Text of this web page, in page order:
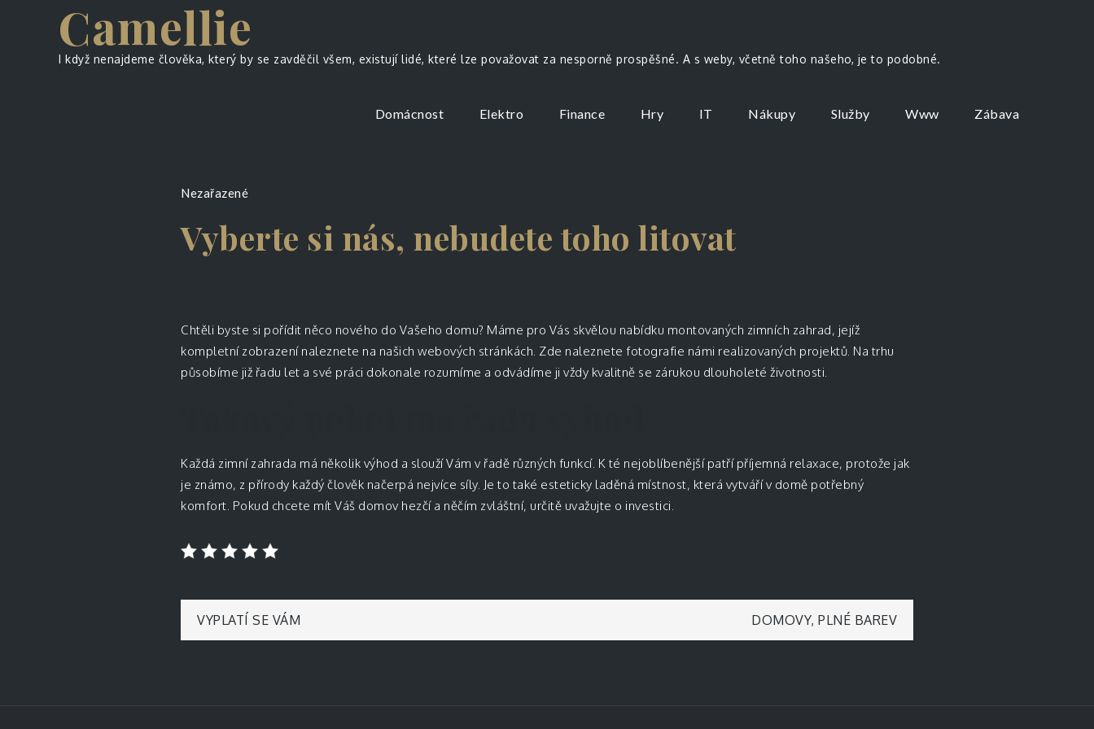
Camellie
I když nenajdeme člověka, který by se zavděčil všem, existují lidé, které lze považovat za nesporně prospěšné. A s weby, včetně toho našeho, je to podobné.
Domácnost Elektro Finance Hry IT Nákupy Služby Www Zábava
Nezařazené
Vyberte si nás, nebudete toho litovat
Chtěli byste si pořídit něco nového do Vašeho domu? Máme pro Vás skvělou nabídku montovaných zimních zahrad, jejíž
kompletní zobrazení naleznete na našich webových stránkách. Zde naleznete fotografie námi realizovaných projektů. Na trhu
působíme již řadu let a své práci dokonale rozumíme a odvádíme ji vždy kvalitně se zárukou dlouholeté životnosti.
Každá zimní zahrada má několik výhod a slouží Vám v řadě různých funkcí. K té nejoblíbenější patří příjemná relaxace, protože jak
je známo, z přírody každý člověk načerpá nejvíce síly. Je to také esteticky laděná místnost, která vytváří v domě potřebný
komfort. Pokud chcete mít Váš domov hezčí a něčím zvláštní, určitě uvažujte o investici.
Navigace
VYPLATÍ SE VÁM DOMOVY, PLNÉ BAREV